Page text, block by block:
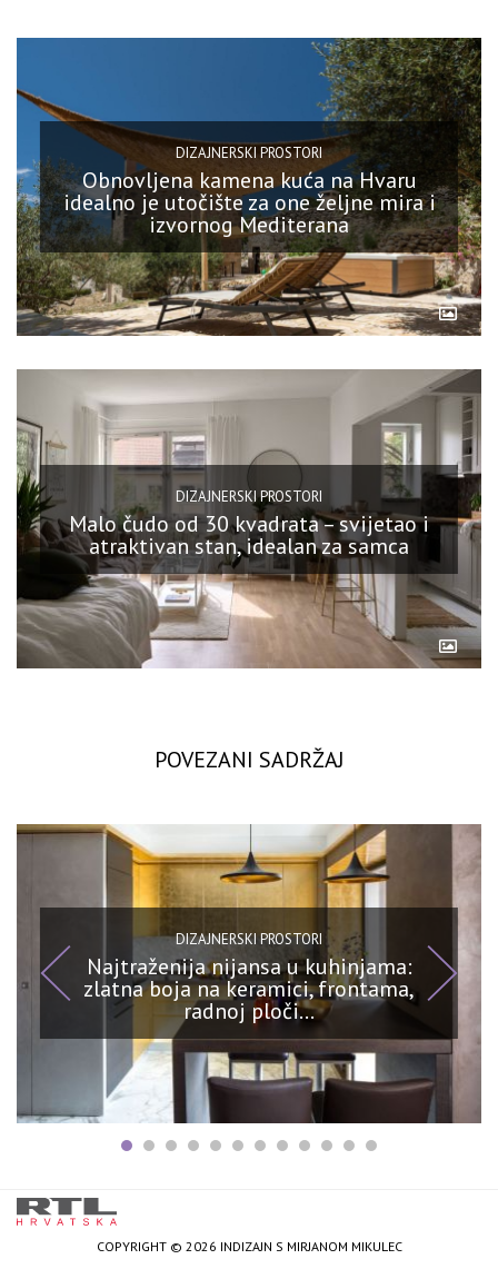
DIZAJNERSKI PROSTORI
Obnovljena kamena kuća na Hvaru
idealno je utočište za one željne mira i
izvornog Mediterana
DIZAJNERSKI PROSTORI
Malo čudo od 30 kvadrata – svijetao i
atraktivan stan, idealan za samca
POVEZANI SADRŽAJ
DIZAJNERSKI PROSTORI
Najtraženija nijansa u kuhinjama:
zlatna boja na keramici, frontama,
radnoj ploči…
COPYRIGHT © 2026 INDIZAJN S MIRJANOM MIKULEC